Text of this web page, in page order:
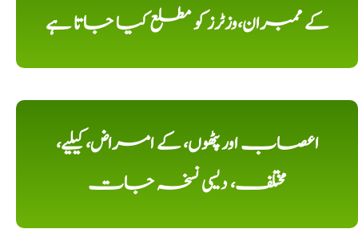
کے ممبران،وزٹرز کو مطلع کیا جاتا ہے
اعصاب اور پٹھوں، کے امراض، کیلیے،
مختلف، دیسی نسخہ جات